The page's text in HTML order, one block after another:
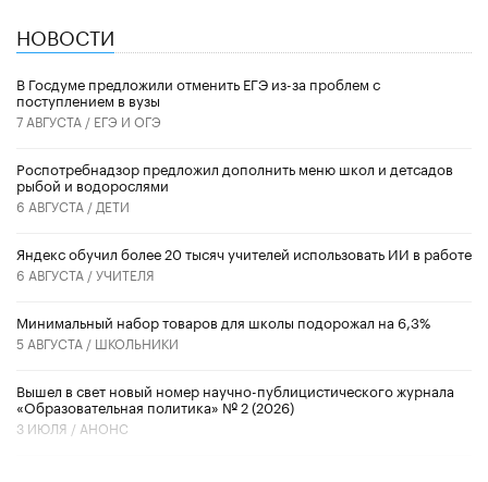
НОВОСТИ
В Госдуме предложили отменить ЕГЭ из-за проблем с
поступлением в вузы
7 АВГУСТА / ЕГЭ И ОГЭ
Роспотребнадзор предложил дополнить меню школ и детсадов
рыбой и водорослями
6 АВГУСТА / ДЕТИ
​Яндекс обучил более 20 тысяч учителей использовать ИИ в работе
6 АВГУСТА /УЧИТЕЛЯ
Минимальный набор товаров для школы подорожал на 6,3%
5 АВГУСТА / ШКОЛЬНИКИ
Вышел в свет новый номер научно-публицистического журнала
«Образовательная политика» № 2 (2026)
3 ИЮЛЯ / АНОНС